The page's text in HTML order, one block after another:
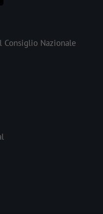
Consiglio Nazionale